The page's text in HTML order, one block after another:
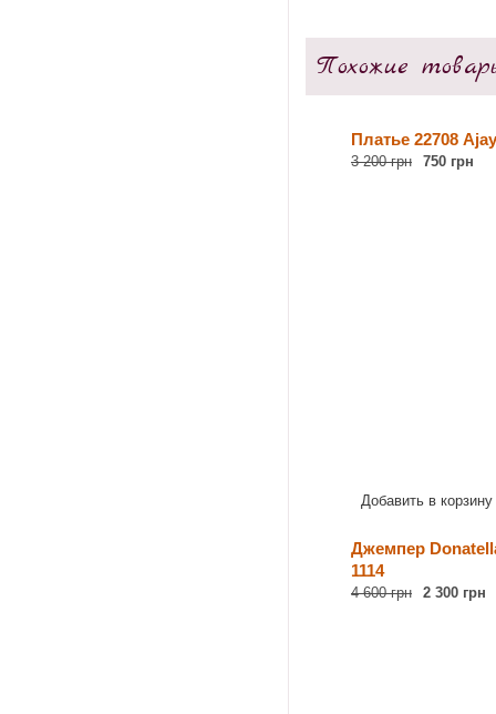
Похожие
Платье 22708
3 200 грн 750 грн
Добавить в корзину
Джемпер
1114
4 600 грн 2 300 грн